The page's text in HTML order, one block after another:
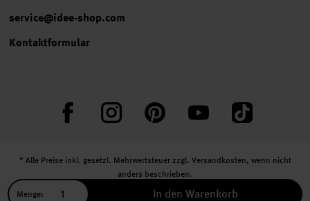
Menge: In den Warenkorb
service@idee-shop.com
Kontaktformular
FacebookInstagram PinterestYouTube TikTok
* Alle Preise inkl. gesetzl. Mehrwertsteuer zzgl. Versandkosten, wenn nicht
anders beschrieben.
** Jede:r Abonnent:in erhält bei erstmaliger Anmeldung für unseren Newsletter